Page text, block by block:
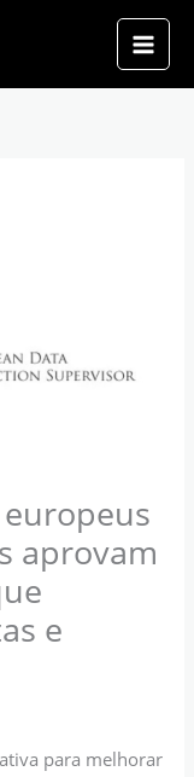
Main
aprovam
e
para melhorar